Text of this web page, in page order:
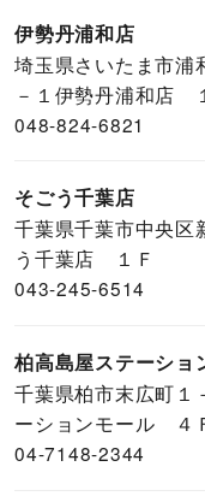
伊勢丹浦和店
埼玉県さいたま市浦
－１伊勢丹浦和店
048-824-6821
そごう千葉店
千葉県千葉市中央区
う千葉店 １Ｆ
043-245-6514
柏高島屋ステーショ
千葉県柏市末広町１
ーションモール ４
04-7148-2344